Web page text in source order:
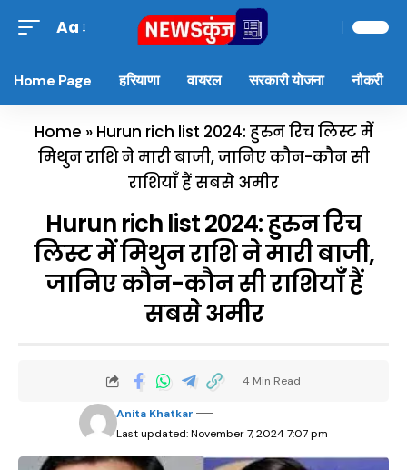
Aa
Home Page हरियाणा वायरल सरकारी योजना नौकरी
Home » Hurun rich list 2024: हुरुन रिच लिस्ट में
मिथुन राशि ने मारी बाजी, जानिए कौन-कौन सी
राशियाँ हैं सबसे अमीर
Hurun rich list 2024: हुरुन रिच
लिस्ट में मिथुन राशि ने मारी बाजी,
जानिए कौन-कौन सी राशियाँ हैं
सबसे अमीर
Last updated: November 7, 2024 7:07 pm
Anita Khatkar
4 Min Read